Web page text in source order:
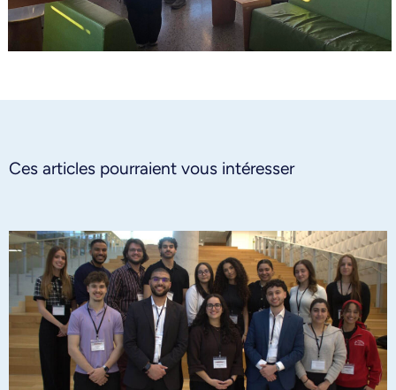
Ces articles pourraient vous intéresser